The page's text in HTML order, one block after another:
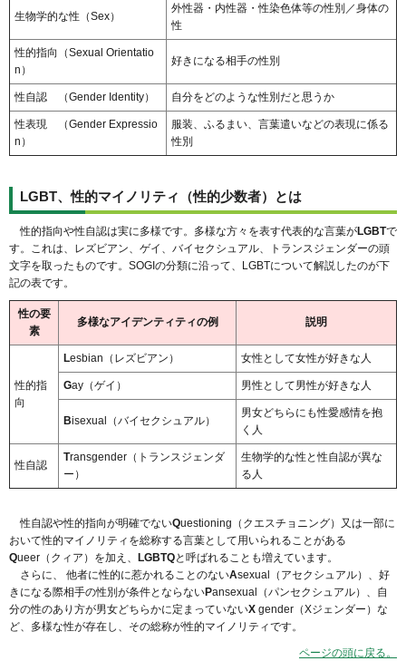
生物学的な性（Sex）
外性器・内性器・性染色体等の性別／身体の
性
性的指向（Sexual Orientatio
n）
好きになる相手の性別
性自認 （Gender Identity） 自分をどのような性別だと思うか
性表現 （Gender Expressio
n）
服装、ふるまい、言葉遣いなどの表現に係る
性別
LGBT、性的マイノリティ（性的少数者）とは
性的指向や性自認は実に多様です。多様な方々を表す代表的な言葉がLGBTで
す。これは、レズビアン、ゲイ、バイセクシュアル、トランスジェンダーの頭
文字を取ったものです。SOGIの分類に沿って、LGBTについて解説したのが下
記の表です。
性の要
素
多様なアイデンティティの例 説明
性的指
向
Lesbian（レズビアン） 女性として女性が好きな人
Gay（ゲイ） 男性として男性が好きな人
Bisexual（バイセクシュアル）
男女どちらにも性愛感情を抱
く人
性自認
Transgender（トランスジェンダ
ー）
生物学的な性と性自認が異な
る人
性自認や性的指向が明確でないQuestioning（クエスチョニング）又は一部に
おいて性的マイノリティを総称する言葉として用いられることがある
Queer（クィア）を加え、 LGBTQと呼ばれることも増えています。
さらに、
他者に性的に惹かれることのないAsexual（アセクシュアル）、好
きになる際相手の性別が条件とならないPansexual（パンセクシュアル）、自
分の性のあり方が男女どちらかに定まっていないX gender（Xジェンダー）な
ど、多様な性が存在し、その総称が性的マイノリティです。
ページの頭に戻る。